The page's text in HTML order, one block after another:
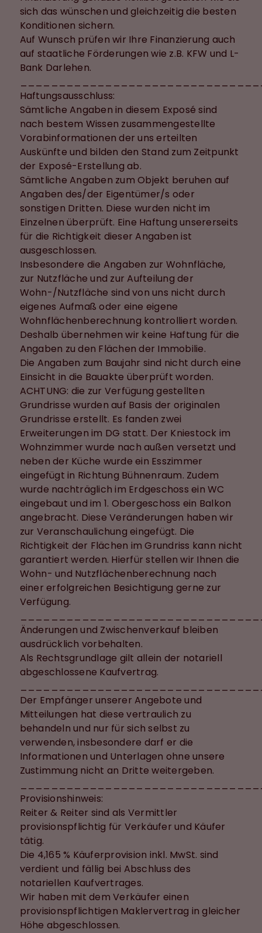
sich das wünschen und gleichzeitig die besten
Konditionen sichern.
Auf Wunsch prüfen wir Ihre Finanzierung auch
auf staatliche Förderungen wie z.B. KFW und L-
Bank Darlehen.
Haftungsausschluss:
Sämtliche Angaben in diesem Exposé sind
nach bestem Wissen zusammengestellte
Vorabinformationen der uns erteilten
Auskünfte und bilden den Stand zum Zeitpunkt
der Exposé-Erstellung ab.
Sämtliche Angaben zum Objekt beruhen auf
Angaben des/der Eigentümer/s oder
sonstigen Dritten. Diese wurden nicht im
Einzelnen überprüft. Eine Haftung unsererseits
für die Richtigkeit dieser Angaben ist
ausgeschlossen.
Insbesondere die Angaben zur Wohnfläche,
zur Nutzfläche und zur Aufteilung der
Wohn-/Nutzfläche sind von uns nicht durch
eigenes Aufmaß oder eine eigene
Wohnflächenberechnung kontrolliert worden.
Deshalb übernehmen wir keine Haftung für die
Angaben zu den Flächen der Immobilie.
Die Angaben zum Baujahr sind nicht durch eine
Einsicht in die Bauakte überprüft worden.
ACHTUNG: die zur Verfügung gestellten
Grundrisse wurden auf Basis der originalen
Grundrisse erstellt. Es fanden zwei
Erweiterungen im DG statt. Der Kniestock im
Wohnzimmer wurde nach außen versetzt und
neben der Küche wurde ein Esszimmer
eingefügt in Richtung Bühnenraum. Zudem
wurde nachträglich im Erdgeschoss ein WC
eingebaut und im 1. Obergeschoss ein Balkon
angebracht. Diese Veränderungen haben wir
zur Veranschaulichung eingefügt. Die
Richtigkeit der Flächen im Grundriss kann nicht
garantiert werden. Hierfür stellen wir Ihnen die
Wohn- und Nutzflächenberechnung nach
einer erfolgreichen Besichtigung gerne zur
Verfügung.
Änderungen und Zwischenverkauf bleiben
ausdrücklich vorbehalten.
Als Rechtsgrundlage gilt allein der notariell
abgeschlossene Kaufvertrag.
Der Empfänger unserer Angebote und
Mitteilungen hat diese vertraulich zu
behandeln und nur für sich selbst zu
verwenden, insbesondere darf er die
Informationen und Unterlagen ohne unsere
Zustimmung nicht an Dritte weitergeben.
Provisionshinweis:
Reiter & Reiter sind als Vermittler
provisionspflichtig für Verkäufer und Käufer
tätig.
Die 4,165 % Käuferprovision inkl. MwSt. sind
verdient und fällig bei Abschluss des
notariellen Kaufvertrages.
Wir haben mit dem Verkäufer einen
provisionspflichtigen Maklervertrag in gleicher
Höhe abgeschlossen.